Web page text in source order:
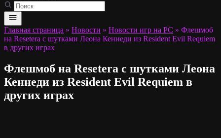
Главная страница » Новости » Новости игр на PC » Флешмоб
на Resetera с шутками Леона Кеннеди из Resident Evil Requiem
в других играх
Флешмоб на Resetera с шутками Леона
Кеннеди из Resident Evil Requiem в
других играх